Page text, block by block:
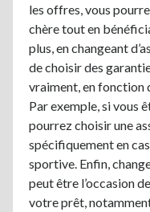
les offres, vous
chère tout en
plus, en changeant
de choisir des
vraiment, en fonction
Par exemple, si vous
pourrez choisir une
spécifiquement en
sportive. Enfin,
peut être l’occasion
votre prêt,